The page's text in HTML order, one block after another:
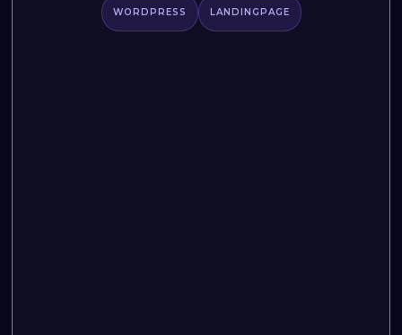
WORDPRESS LANDINGPAGE